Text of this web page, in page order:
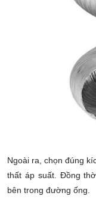
Ngoài ra, chọn đúng
thất áp suất. Đồng
bên trong đường ống.